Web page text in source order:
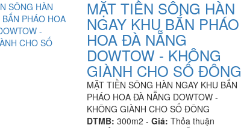
MẶT TIỀN SÔNG HÀN
NGAY KHU BẮN PHÁO
HOA ĐÀ NẴNG
DOWTOW - KHÔNG
GIÀNH CHO SỐ ĐÔNG
MẶT TIỀN SÔNG HÀN NGAY KHU BẮN
PHÁO HOA ĐÀ NẴNG DOWTOW -
KHÔNG GIÀNH CHO SỐ ĐÔNG
DTMB: 300m2 - Giá: Thỏa thuận